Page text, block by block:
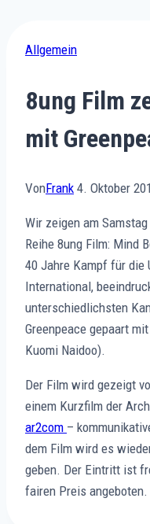
Allgemein
8ung Film
mit
VonFrank 4. Oktober
Wir zeigen am
Reihe 8ung Film: Mind
40 Jahre Kampf für die
International,
unterschiedlichsten
Greenpeace gepaart
Kuomi Naidoo).
Der Film wird gezeigt
einem Kurzfilm der
ar2com –
dem Film wird es
geben. Der Eintritt ist
fairen Preis angeboten.